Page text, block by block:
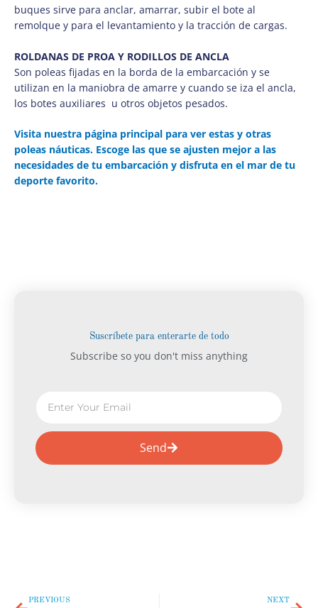
buques sirve para anclar, amarrar, subir el bote al
remolque y para el levantamiento y la tracción de cargas.
ROLDANAS DE PROA Y RODILLOS DE ANCLA
Son poleas fijadas en la borda de la embarcación y se
utilizan en la maniobra de amarre y cuando se iza el ancla,
los botes auxiliares u otros objetos pesados.
Visita nuestra página principal para ver estas y otras
poleas náuticas. Escoge las que se ajusten mejor a las
necesidades de tu embarcación y disfruta en el mar de tu
deporte favorito.
Suscríbete para enterarte de todo
Subscribe so you don't miss anything
i
l
Send
PREVIOUS NEXT